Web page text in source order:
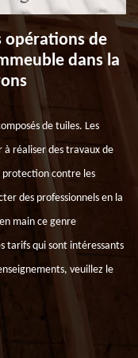
opérations de
dans la
de tuiles. Les
réaliser des travaux de
protection contre les
des professionnels en la
main ce genre
tarifs qui sont intéressants
veuillez le